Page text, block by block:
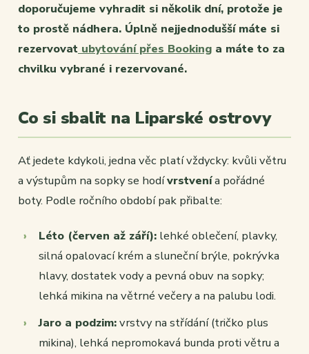
doporučujeme vyhradit si několik dní, protože je
to prostě nádhera. Úplně nejjednodušší máte si
rezervovat ubytování přes Booking a máte to za
chvilku vybrané i rezervované.
Co si sbalit na Liparské ostrovy
Ať jedete kdykoli, jedna věc platí vždycky: kvůli větru
a výstupům na sopky se hodívrstvenía pořádné
boty. Podle ročního období pak přibalte:
Léto (červen až září): lehké oblečení, plavky,
silná opalovací krém a sluneční brýle, pokrývka
hlavy, dostatek vody a pevná obuv na sopky;
lehká mikina na větrné večery a na palubu lodi.
Jaro a podzim:vrstvy na střídání (tričko plus
mikina), lehká nepromokavá bunda proti větru a